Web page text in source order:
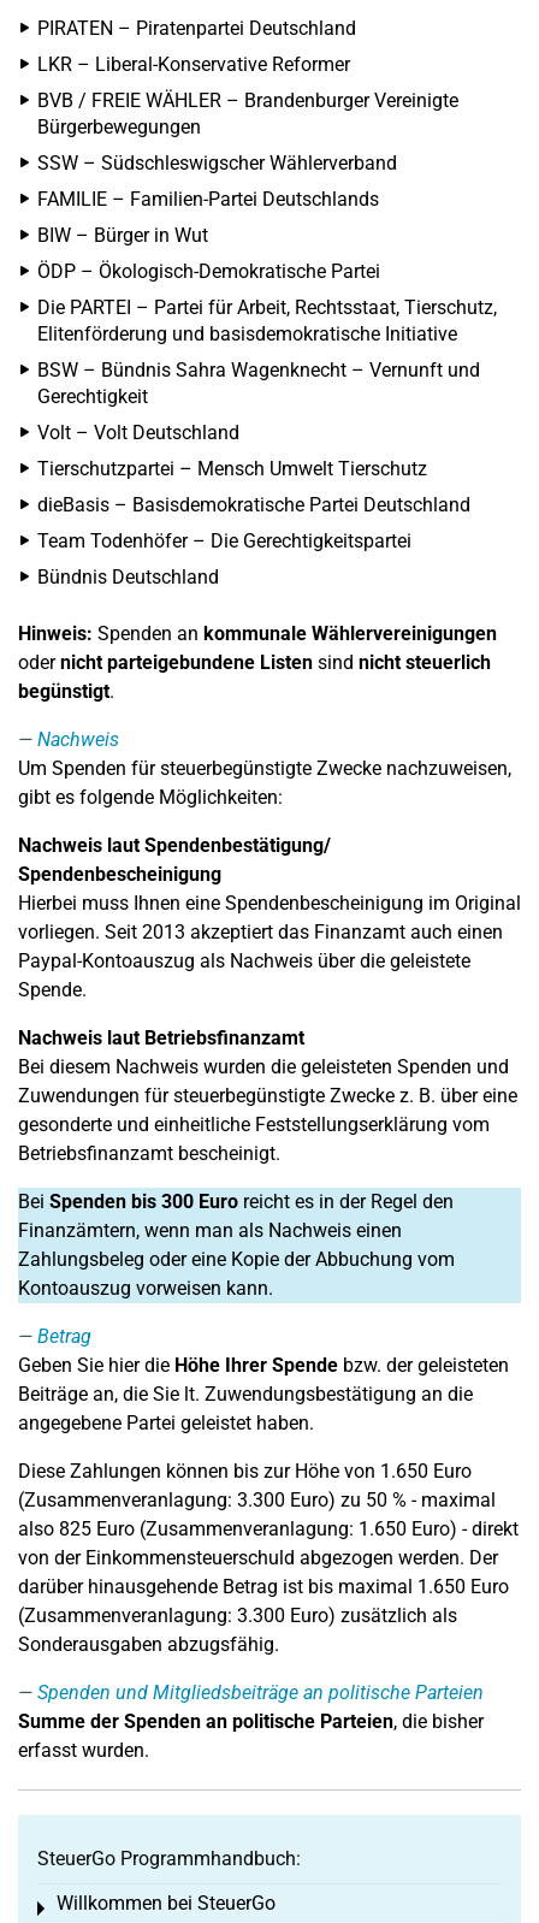
PIRATEN – Piratenpartei Deutschland
LKR – Liberal-Konservative Reformer
BVB / FREIE WÄHLER – Brandenburger Vereinigte
Bürgerbewegungen
SSW – Südschleswigscher Wählerverband
FAMILIE – Familien-Partei Deutschlands
BIW – Bürger in Wut
ÖDP – Ökologisch-Demokratische Partei
Die PARTEI – Partei für Arbeit, Rechtsstaat, Tierschutz,
Elitenförderung und basisdemokratische Initiative
BSW – Bündnis Sahra Wagenknecht – Vernunft und
Gerechtigkeit
Volt – Volt Deutschland
Tierschutzpartei – Mensch Umwelt Tierschutz
dieBasis – Basisdemokratische Partei Deutschland
Team Todenhöfer – Die Gerechtigkeitspartei
Bündnis Deutschland
Hinweis: Spenden an kommunale Wählervereinigungen
odernicht parteigebundene Listen sind nicht steuerlich
begünstigt.
Nachweis
Um Spenden für steuerbegünstigte Zwecke nachzuweisen,
gibt es folgende Möglichkeiten:
Nachweis laut Spendenbestätigung/
Spendenbescheinigung
Hierbei muss Ihnen eine Spendenbescheinigung im Original
vorliegen. Seit 2013 akzeptiert das Finanzamt auch einen
Paypal-Kontoauszug als Nachweis über die geleistete
Spende.
Nachweis laut Betriebsfinanzamt
Bei diesem Nachweis wurden die geleisteten Spenden und
Zuwendungen für steuerbegünstigte Zwecke z. B. über eine
gesonderte und einheitliche Feststellungserklärung vom
Betriebsfinanzamt bescheinigt.
Bei Spenden bis 300 Euro reicht es in der Regel den
Finanzämtern, wenn man als Nachweis einen
Zahlungsbeleg oder eine Kopie der Abbuchung vom
Kontoauszug vorweisen kann.
Betrag
Geben Sie hier die Höhe Ihrer Spende bzw. der geleisteten
Beiträge an, die Sie lt. Zuwendungsbestätigung an die
angegebene Partei geleistet haben.
Diese Zahlungen können bis zur Höhe von 1.650 Euro
(Zusammenveranlagung: 3.300 Euro) zu 50 % - maximal
also 825 Euro (Zusammenveranlagung: 1.650 Euro) - direkt
von der Einkommensteuerschuld abgezogen werden. Der
darüber hinausgehende Betrag ist bis maximal 1.650 Euro
(Zusammenveranlagung: 3.300 Euro) zusätzlich als
Sonderausgaben abzugsfähig.
Spenden und Mitgliedsbeiträge an politische Parteien
Summe der Spenden an politische Parteien, die bisher
erfasst wurden.
SteuerGo Programmhandbuch:
Willkommen bei SteuerGo
Toggle menu